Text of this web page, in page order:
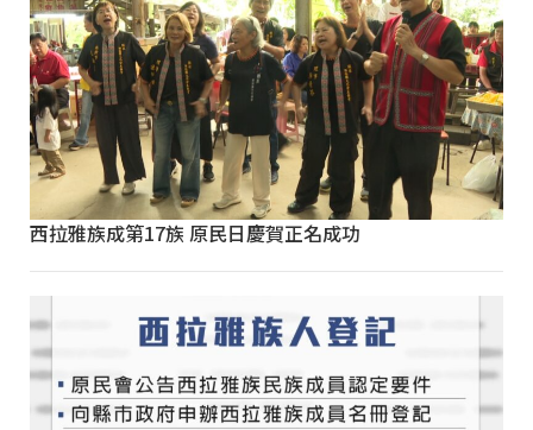
西拉雅族成第17族 原民日慶賀正名成功